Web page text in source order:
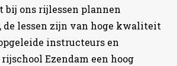
bij ons rijlessen plannen
de lessen zijn van hoge kwaliteit
instructeurs en
Ezendam een hoog